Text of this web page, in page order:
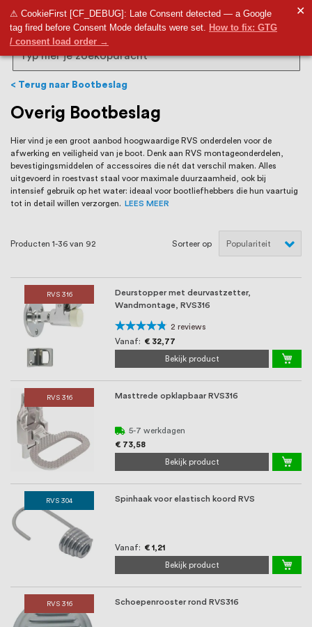
9,5
⚠ CookieFirst [CF_DEBUG]: Late Consent detected — a Google
tag fired before Consent Mode defaults were set. How to fix: GTG
/ consent load order →
✕
RVS Land is een écht familiebedrijf met
bijna 20 jaar ervaring in RVS producten
voor binnen- en buitenhuis, waaronder
trapleuningen, deurbeslag,
ventilatieroosters en bouwbeslag. In onze
webshop vind je het grootste assortiment
van Nederland en België, met meer dan
100.000 hoogwaardige RVS artikelen
direct uit voorraad leverbaar. Wij hebben
tevens een eigen werkplaats waar we
jouw specifieke wensen. Al sinds onze
oprichting staat persoonlijke service bij
ons voorop, want we geloven dat een
goede relatie met onze klanten het
verschil maakt.
Search
Terug naar Bootbeslag
Overig Bootbeslag
Hier vind je een groot aanbod hoogwaardige RVS onderdelen voor de
afwerking en veiligheid van je boot. Denk aan RVS montageonderdelen,
bevestigingsmiddelen of accessoires die nét dat verschil maken. Alles
uitgevoerd in roestvast staal voor maximale duurzaamheid, ook bij
intensief gebruik op het water: ideaal voor bootliefhebbers die hun vaartuig
tot in detail willen verzorgen.
LEES MEER
Producten 1-36 van 92 Sorteer op
RVS 316
Deurstopper met deurvastzetter,
Wandmontage, RVS316
Waardering:
90%
2 reviews
Vanaf
€ 32,77
Bekijk product
RVS 316 Masttrede opklapbaar RVS316
5-7 werkdagen
€ 73,58
Bekijk product
RVS 304 Spinhaak voor elastisch koord RVS
Vanaf € 1,21
Bekijk product
RVS 316 Schoepenrooster rond RVS316